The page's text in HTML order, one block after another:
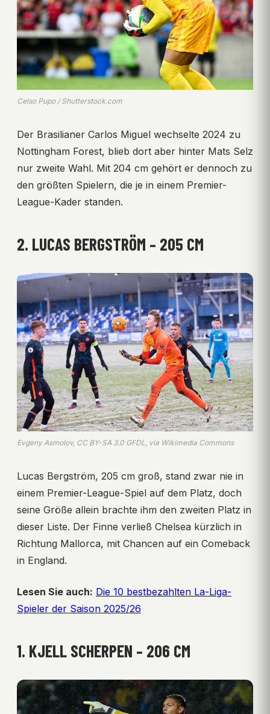
Celso Pupo / Shutterstock.com
Der Brasilianer Carlos Miguel wechselte 2024 zu
Nottingham Forest, blieb dort aber hinter Mats Selz
nur zweite Wahl. Mit 204 cm gehört er dennoch zu
den größten Spielern, die je in einem Premier-
League-Kader standen.
2. LUCAS BERGSTRÖM – 205 CM
Evgeny Asmolov, CC BY-SA 3.0 GFDL, via Wikimedia Commons
Lucas Bergström, 205 cm groß, stand zwar nie in
einem Premier-League-Spiel auf dem Platz, doch
seine Größe allein brachte ihm den zweiten Platz in
dieser Liste. Der Finne verließ Chelsea kürzlich in
Richtung Mallorca, mit Chancen auf ein Comeback
in England.
Lesen Sie auch: Die 10 bestbezahlten La-Liga-
Spieler der Saison 2025/26
1. KJELL SCHERPEN – 206 CM